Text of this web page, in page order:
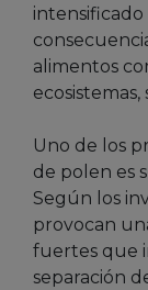
alimentos
Uno de los
de polen es
Según los
provocan
fuertes que
separación